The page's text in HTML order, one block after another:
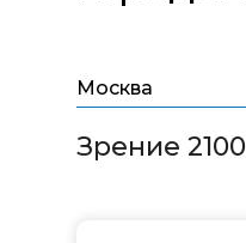
Москва
Зрение 2100